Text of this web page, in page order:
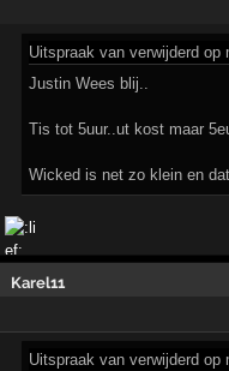
Uitspraak van verwijderd op
Justin Wees blij..
Tis tot 5uur..ut kost maar
Wicked is net zo klein en
Karel11
Uitspraak van verwijderd op